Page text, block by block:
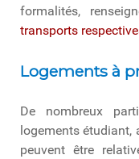
formalités,
transports
Logements à
De nombreux
logements étudiant,
peuvent être